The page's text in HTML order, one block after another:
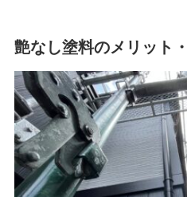
艶なし塗料のメリット